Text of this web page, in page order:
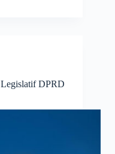
Legislatif DPRD